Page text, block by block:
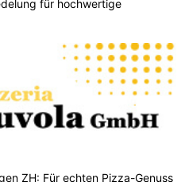
für hochwertige
ZH: Für echten Pizza-Genuss